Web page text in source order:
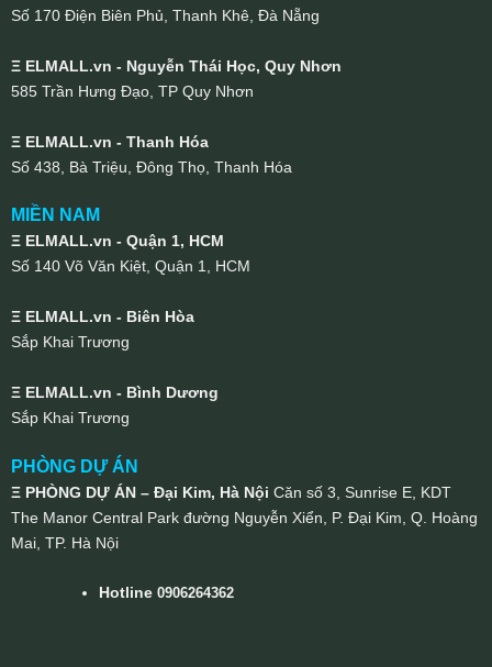
Số 170 Điện Biên Phủ, Thanh Khê, Đà Nẵng
Ξ ELMALL.vn - Nguyễn Thái Học, Quy Nhơn
585 Trần Hưng Đạo, TP Quy Nhơn
Ξ ELMALL.vn - Thanh Hóa
Số 438, Bà Triệu, Đông Thọ, Thanh Hóa
MIỀN NAM
Ξ ELMALL.vn - Quận 1, HCM
Số 140 Võ Văn Kiệt, Quận 1, HCM
Ξ ELMALL.vn - Biên Hòa
Sắp Khai Trương
Ξ ELMALL.vn - Bình Dương
Sắp Khai Trương
PHÒNG DỰ ÁN
Ξ PHÒNG DỰ ÁN – Đại Kim, Hà Nội Căn số 3, Sunrise E, KDT
The Manor Central Park đường Nguyễn Xiển, P. Đại Kim, Q. Hoàng
Mai, TP. Hà Nội
Hotline0906264362